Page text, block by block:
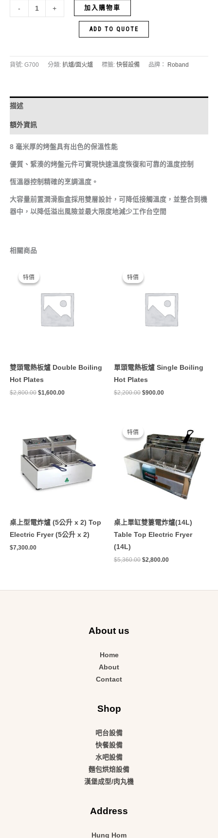
- + 加入購物車
ADD TO QUOTE
貨號: G700 分類: 扒爐/面火爐 標籤: 快餐設備 品牌： Roband
描述
額外資訊
8 毫米厚的烤盤具有出色的保溫性能
優質、緊湊的烤盤元件可實現快速溫度恢復和可靠的溫度控制
恆溫器控制精確的烹調溫度。
大容量前置潤滑脂盒採用雙層設計，可降低接觸溫度，並整合到機
器中，以降低溢出風險並最大限度地減少工作台空間
相關商品
特價
特價
雙頭電熱板爐 Double Boiling
Hot Plates
$2,800.00
價
$2,800.00。
$1,600.00
$1,600.00。
特價
特價
單頭電熱板爐 Single Boiling
Hot Plates
$2,200.00
價
$2,200.00。
$900.00
$900.00。
桌上型電炸爐 (5公升 x 2) Top
Electric Fryer (5公升 x 2)
$7,300.00
特價
特價
桌上單缸雙簍電炸爐(14L)
Table Top Electric Fryer
(14L)
$5,360.00
價
格：
$5,360.00。
$2,800.00
價
格：
$2,800.00。
About us
Home
About
Contact
Shop
吧台設備
快餐設備
水吧設備
麵包烘焙設備
漢堡成型/肉丸機
Address
Hung Hom